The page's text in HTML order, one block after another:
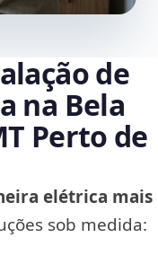
de
na Bela
Perto de
elétrica mais
sob medida: